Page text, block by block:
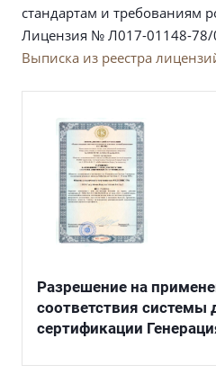
стандартам и требованиям
Лицензия № Л017-01148-78/
Выписка из реестра
Разрешение на
соответствия системы
сертификации